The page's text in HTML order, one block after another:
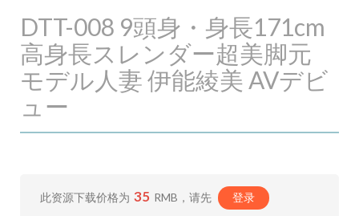
DTT-008 9頭身・身長171cm
高身長スレンダー超美脚元
モデル人妻 伊能綾美 AVデビ
ュー
此资源下载价格为 35 RMB，请先 登录